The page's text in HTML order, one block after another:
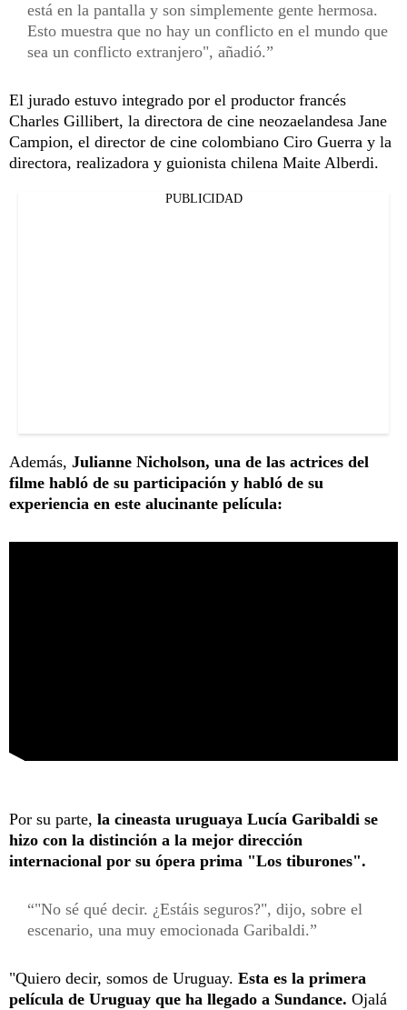
está en la pantalla y son simplemente gente hermosa.
Esto muestra que no hay un conflicto en el mundo que
sea un conflicto extranjero", añadió.
El jurado estuvo integrado por el productor francés
Charles Gillibert, la directora de cine neozaelandesa Jane
Campion, el director de cine colombiano Ciro Guerra y la
directora, realizadora y guionista chilena Maite Alberdi.
PUBLICIDAD
Además, Julianne Nicholson, una de las actrices del
filme habló de su participación y habló de su
experiencia en este alucinante película:
Por su parte, la cineasta uruguaya Lucía Garibaldi se
hizo con la distinción a la mejor dirección
internacional por su ópera prima "Los tiburones".
"No sé qué decir. ¿Estáis seguros?", dijo, sobre el
escenario, una muy emocionada Garibaldi.
"Quiero decir, somos de Uruguay. Esta es la primera
película de Uruguay que ha llegado a Sundance. Ojalá